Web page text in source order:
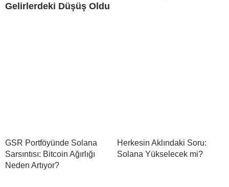
Gelirlerdeki Düşüş Oldu
GSR Portföyünde Solana
Sarsıntısı: Bitcoin Ağırlığı
Neden Artıyor?
Herkesin Aklındaki Soru:
Solana Yükselecek mi?